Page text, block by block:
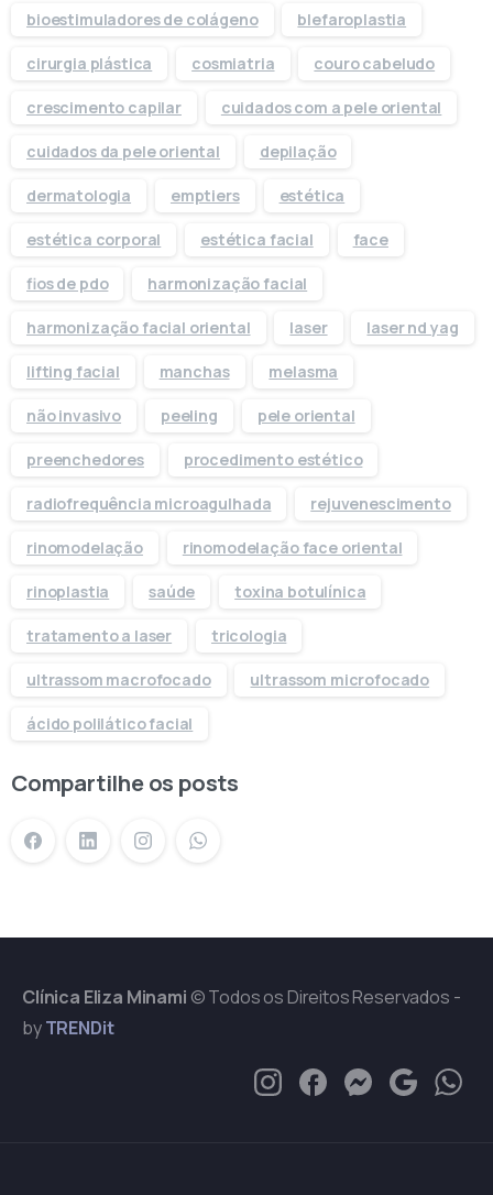
bioestimuladores de colágeno blefaroplastia
cirurgia plástica cosmiatria couro cabeludo
crescimento capilar cuidados com a pele oriental
cuidados da pele oriental depilação
dermatologia emptiers estética
estética corporal estética facial face
fios de pdo harmonização facial
harmonização facial oriental laser laser nd yag
lifting facial manchas melasma
não invasivo peeling pele oriental
preenchedores procedimento estético
radiofrequência microagulhada rejuvenescimento
rinomodelação rinomodelação face oriental
rinoplastia saúde toxina botulínica
tratamento a laser tricologia
ultrassom macrofocado ultrassom microfocado
ácido polilático facial
Compartilhe os posts
Clínica Eliza Minami © Todos os Direitos Reservados -
byTRENDit